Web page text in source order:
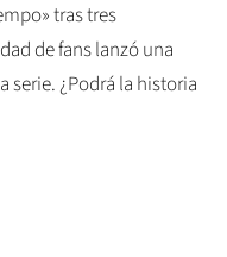
tras tres
de fans lanzó una
serie. ¿Podrá la historia